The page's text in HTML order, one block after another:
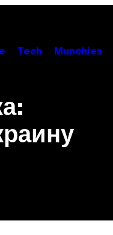
Tech Munchies